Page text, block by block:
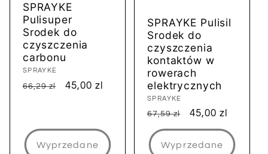
SPRAYKE
Pulisuper
Srodek do
czyszczenia
carbonu
Dostawca:
SPRAYKE
Cena
66,29 zl
Cena
45,00 zl
Wyprzedane
SPRAYKE Pulisil
Srodek do
czyszczenia
kontaktów w
rowerach
elektrycznych
Dostawca:
SPRAYKE
Cena
regularna
67,59 zl
Cena
sprzedaży
45,00 zl
Wyprzedane